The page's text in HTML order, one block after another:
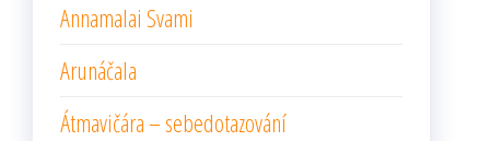
Annamalai Svami
Arunáčala
Átmavičára – sebedotazování